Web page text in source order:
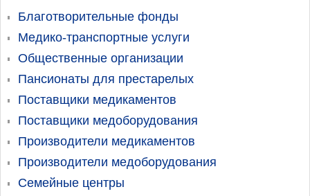
Благотворительные фонды
Медико-транспортные услуги
Общественные организации
Пансионаты для престарелых
Поставщики медикаментов
Поставщики медоборудования
Производители медикаментов
Производители медоборудования
Семейные центры